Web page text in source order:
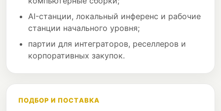
AI-станции, локальный инференс и рабочие
станции начального уровня;
партии для интеграторов, реселлеров и
корпоративных закупок.
ПОДБОР И ПОСТАВКА